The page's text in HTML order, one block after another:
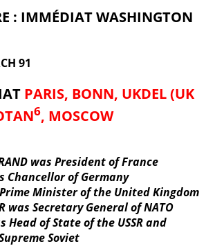
: IMMÉDIAT WASHINGTON
91
PARIS, BONN, UKDEL (UK
6, MOSCOW
was President of France
Chancellor of Germany
Prime Minister of the United Kingdom
was Secretary General of NATO
Head of State of the USSR and
Soviet